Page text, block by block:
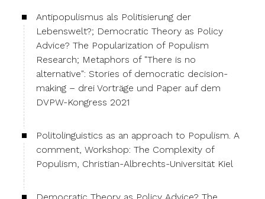
Antipopulismus als Politisierung der
Lebenswelt?; Democratic Theory as Policy
Advice? The Popularization of Populism
Research; Metaphors of "There is no
alternative": Stories of democratic decision-
making – drei Vorträge und Paper auf dem
DVPW-Kongress 2021
Politolinguistics as an approach to Populism. A
comment, Workshop: The Complexity of
Populism, Christian-Albrechts-Universität Kiel